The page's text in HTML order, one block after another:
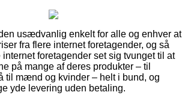
usædvanlig enkelt for alle og enhver at
fra flere internet foretagender, og så
internet foretagender set sig tvunget til at
på mange af deres produkter – til
til mænd og kvinder – helt i bund, og
yde levering uden betaling.